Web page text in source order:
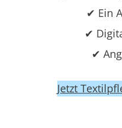
✔ Ein
✔
✔
Jetzt